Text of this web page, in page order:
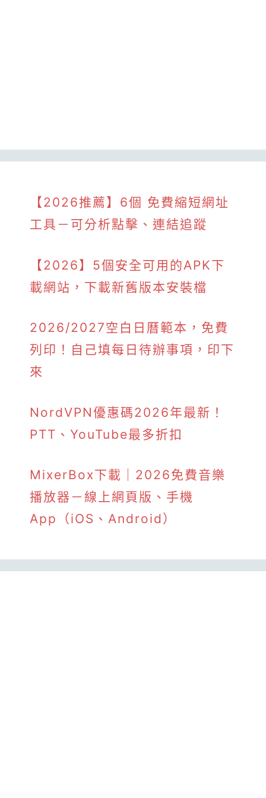
【2026推薦】6個 免費縮短網址
工具－可分析點擊、連結追蹤
【2026】5個安全可用的APK下
載網站，下載新舊版本安裝檔
2026/2027空白日曆範本，免費
列印！自己填每日待辦事項，印下
來
NordVPN優惠碼2026年最新！
PTT、YouTube最多折扣
MixerBox下載｜2026免費音樂
播放器－線上網頁版、手機
App（iOS、Android）